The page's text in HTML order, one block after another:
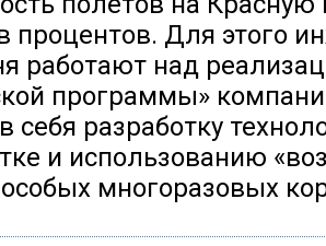
процентов. Для этого
работают над
программы»
себя разработку
и использованию
многоразовых